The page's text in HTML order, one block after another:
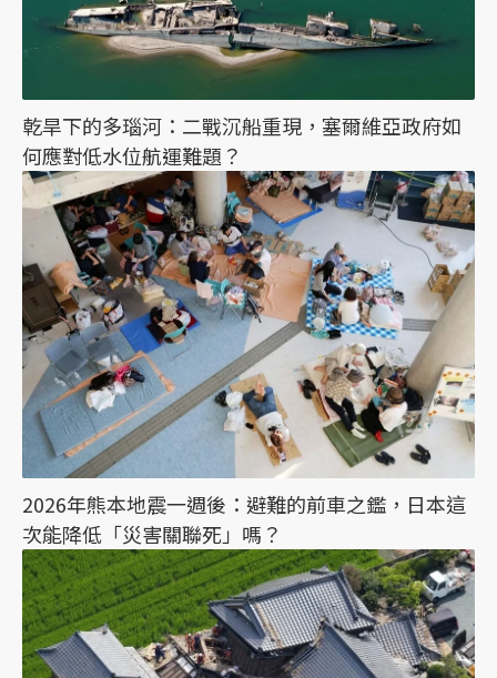
乾旱下的多瑙河：二戰沉船重現，塞爾維亞政府如
何應對低水位航運難題？
2026年熊本地震一週後：避難的前車之鑑，日本這
次能降低「災害關聯死」嗎？